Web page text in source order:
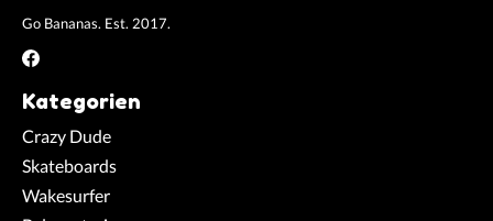
Go Bananas. Est. 2017.
Kategorien
Crazy Dude
Skateboards
Wakesurfer